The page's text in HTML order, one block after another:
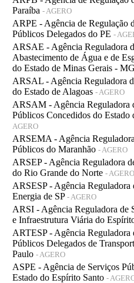
Paraíba - AGERO
ARPE - Agência de Regulação
Públicos Delegados do PE -
ARSAE - Agência Reguladora
Abastecimento de Água e de
do Estado de Minas Gerais - MG
ARSAL - Agência Reguladora
do Estado de Alagoas - AGERO
ARSAM - Agência Reguladora
Públicos Concedidos do Estado
AGERO
ARSEMA - Agência
Públicos do Maranhão - AGERO
ARSEP - Agência Reguladora
do Rio Grande do Norte - AGERO
ARSESP - Agência Reguladora
Energia de SP - AGERO
ARSI - Agência Reguladora de
e Infraestrutura Viária do
ARTESP - Agência Reguladora
Públicos Delegados de
Paulo - AGERO
ASPE - Agência de Serviços
Estado do Espírito Santo -